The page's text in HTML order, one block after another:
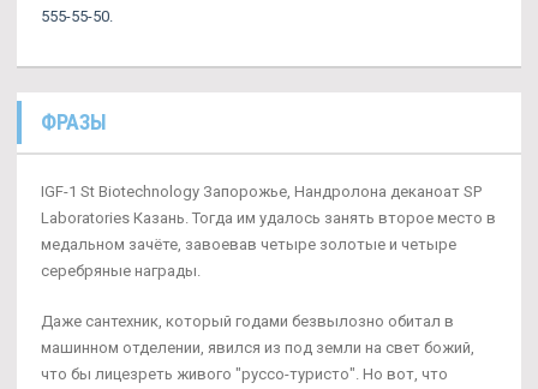
555-55-50.
ФРАЗЫ
IGF-1 St Biotechnology Запорожье, Нандролона деканоат SP
Laboratories Казань. Тогда им удалось занять второе место в
медальном зачёте, завоевав четыре золотые и четыре
серебряные награды.
Даже сантехник, который годами безвылозно обитал в
машинном отделении, явился из под земли на свет божий,
что бы лицезреть живого "руссо-туристо". Но вот, что